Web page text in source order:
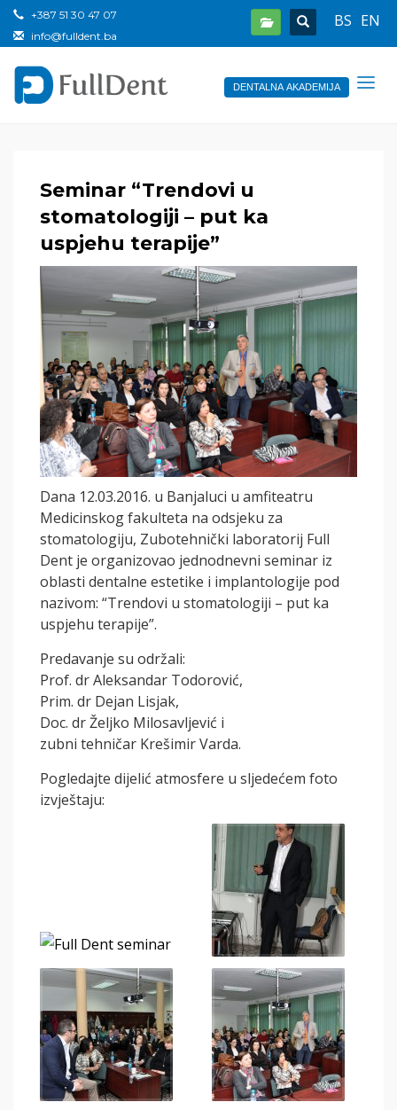
BS EN
+387 51 30 47 07
info@fulldent.ba
DENTALNA AKADEMIJA
Seminar “Trendovi u
stomatologiji – put ka
uspjehu terapije”
Dana 12.03.2016. u Banjaluci u amfiteatru
Medicinskog fakulteta na odsjeku za
stomatologiju, Zubotehnički laboratorij Full
Dent je organizovao jednodnevni seminar iz
oblasti dentalne estetike i implantologije pod
nazivom: “Trendovi u stomatologiji – put ka
uspjehu terapije”.
Predavanje su održali:
Prof. dr Aleksandar Todorović,
Prim. dr Dejan Lisjak,
Doc. dr Željko Milosavljević i
zubni tehničar Krešimir Varda.
Pogledajte dijelić atmosfere u sljedećem foto
izvještaju: